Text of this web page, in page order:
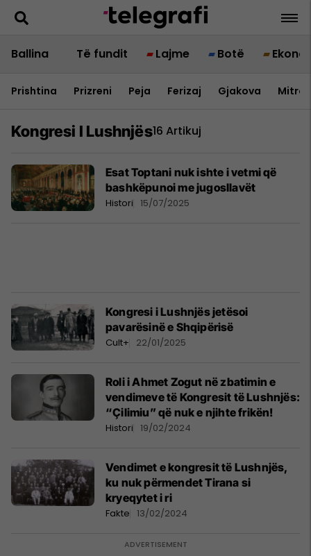
Ballina Të fundit Lajme Botë
Prishtina Prizreni Peja Ferizaj Gjakova
Kongresi I Lushnjës16 Artikuj
Esat Toptani nuk ishte i vetmi që
bashkëpunoi me jugosllavët
Histori 15/07/2025
Kongresi i Lushnjës jetësoi
pavarësinë e Shqipërisë
Cult+ 22/01/2025
Roli i Ahmet Zogut në zbatimin e
vendimeve të Kongresit të Lushnjës:
“Çilimiu” që nuk e njihte frikën!
Histori 19/02/2024
Vendimet e kongresit të Lushnjës,
ku nuk përmendet Tirana si
kryeqytet i ri
Fakte 13/02/2024